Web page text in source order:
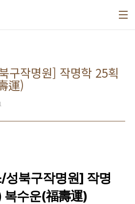
구작명원] 작명학 25획
運)
성북구작명원] 작명
복수운(福壽運)